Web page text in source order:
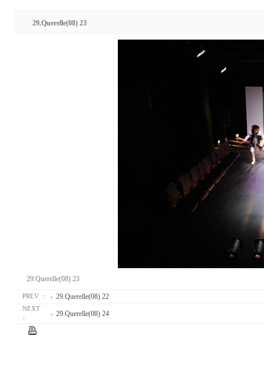
29.Querelle(08) 23
29.Querelle(08) 23
PREV ： 29.Querelle(08) 22
NEXT
：
29.Querelle(08) 24